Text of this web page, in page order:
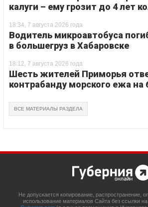
калуги – ему грозит до 4 лет
18:34, 7 августа 2026 года
Водитель микроавтобуса
в большегруз в Хабаровске
18:12, 7 августа 2026 года
Шесть жителей Приморья
контрабанду морского ежа на
ВСЕ МАТЕРИАЛЫ РАЗДЕЛА
Не допускается копирование, распространение,
использование материалов Сайта без ссылки